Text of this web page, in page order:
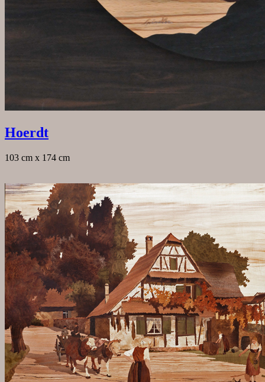
Hoerdt
103 cm x 174 cm